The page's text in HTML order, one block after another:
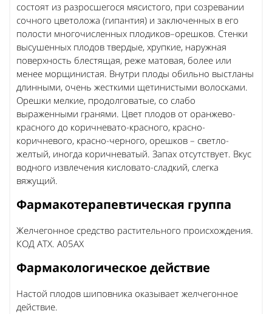
состоят из разросшегося мясистого, при созревании
сочного цветоложа (гипантия) и заключенных в его
полости многочисленных плодиков–орешков. Стенки
высушенных плодов твердые, хрупкие, наружная
поверхность блестящая, реже матовая, более или
менее морщинистая. Внутри плоды обильно выстланы
длинными, очень жесткими щетинистыми волосками.
Орешки мелкие, продолговатые, со слабо
выраженными гранями. Цвет плодов от оранжево-
красного до коричневато-красного, красно-
коричневого, красно-черного, орешков – светло-
желтый, иногда коричневатый. Запах отсутствует. Вкус
водного извлечения кисловато-сладкий, слегка
вяжущий.
Фармакотерапевтическая группа
Желчегонное средство растительного происхождения.
КОД АТХ. А05АХ
Фармакологическое действие
Настой плодов шиповника оказывает желчегонное
действие.